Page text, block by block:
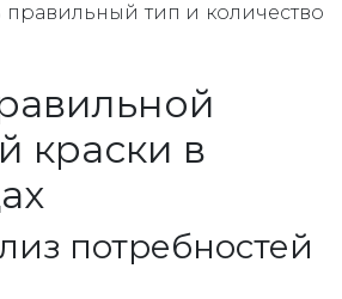
тип и количество
краски в
потребностей